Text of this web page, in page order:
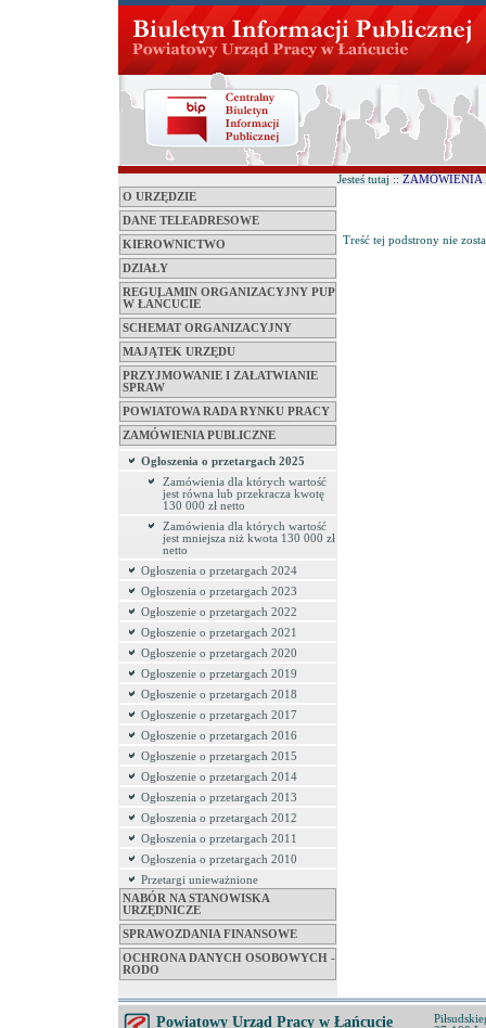
O URZĘDZIE
DANE TELEADRESOWE
KIEROWNICTWO
DZIAŁY
REGULAMIN ORGANIZACYJNY PUP
W ŁAŃCUCIE
SCHEMAT ORGANIZACYJNY
MAJĄTEK URZĘDU
PRZYJMOWANIE I ZAŁATWIANIE
SPRAW
POWIATOWA RADA RYNKU PRACY
ZAMÓWIENIA PUBLICZNE
Ogłoszenia o przetargach 2025
Zamówienia dla których wartość
jest równa lub przekracza kwotę
130 000 zł netto
Zamówienia dla których wartość
jest mniejsza niż kwota 130 000 zł
netto
Ogłoszenia o przetargach 2024
Ogłoszenia o przetargach 2023
Ogłoszenie o przetargach 2022
Ogłoszenie o przetargach 2021
Ogłoszenie o przetargach 2020
Ogłoszenie o przetargach 2019
Ogłoszenie o przetargach 2018
Ogłoszenie o przetargach 2017
Ogłoszenie o przetargach 2016
Ogłoszenie o przetargach 2015
Ogłoszenie o przetargach 2014
Ogłoszenia o przetargach 2013
Ogłoszenia o przetargach 2012
Ogłoszenia o przetargach 2011
Ogłoszenia o przetargach 2010
Przetargi unieważnione
NABÓR NA STANOWISKA
URZĘDNICZE
SPRAWOZDANIA FINANSOWE
OCHRONA DANYCH OSOBOWYCH -
RODO
Jesteś tutaj :: ZAMÓWIENIA
Treść tej podstrony nie
Powiatowy Urząd Pracy w Łańcucie